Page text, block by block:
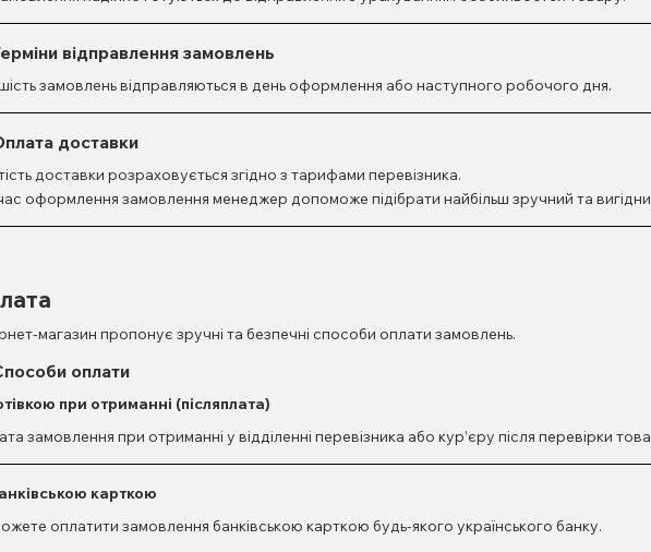
відправлення замовлень
замовлень відправляються в день оформлення або наступного робочого дня.
доставки
доставки розраховується згідно з тарифами перевізника.
оформлення замовлення менеджер допоможе підібрати найбільш зручний та
магазин пропонує зручні та безпечні способи оплати замовлень.
оплати
при отриманні (післяплата)
замовлення при отриманні у відділенні перевізника або кур’єру після перевірки
карткою
оплатити замовлення банківською карткою будь-якого українського банку.